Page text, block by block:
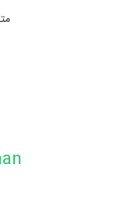
متن 21 عنوان در 63 جلد کتاب از